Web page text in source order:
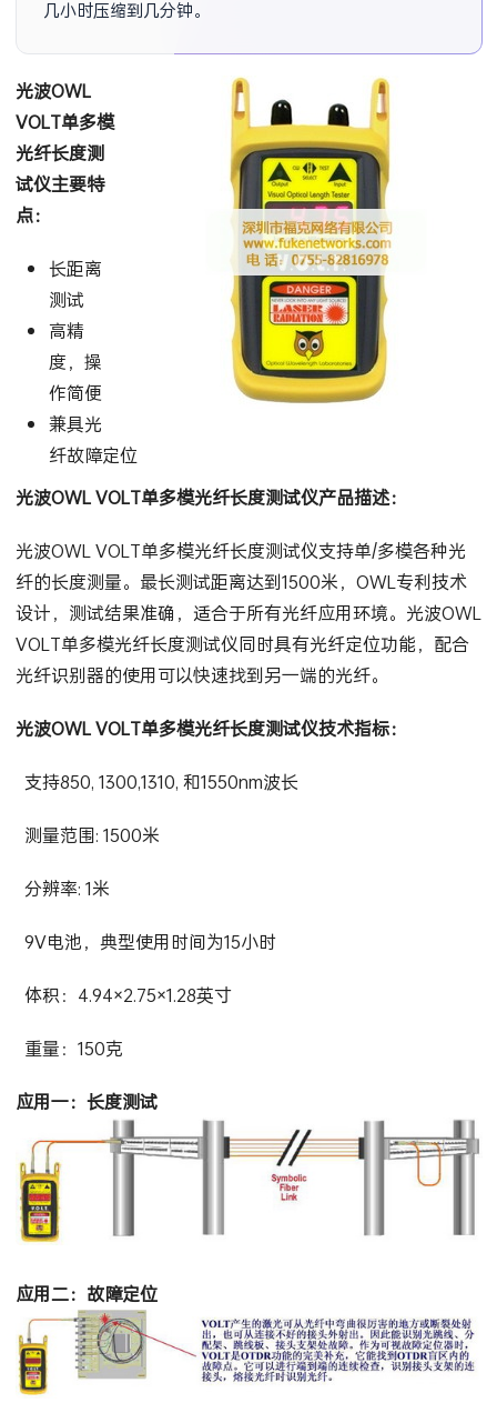
几小时压缩到几分钟。
光波OWL
VOLT单多模
光纤长度测
试仪主要特
点：
长距离
测试
高精
度，操
作简便
兼具光
纤故障定位
光波OWL VOLT单多模光纤长度测试仪产品描述：
光波OWL VOLT单多模光纤长度测试仪支持单/多模各种光
纤的长度测量。最长测试距离达到1500米，OWL专利技术
设计，测试结果准确，适合于所有光纤应用环境。光波OWL
VOLT单多模光纤长度测试仪同时具有光纤定位功能，配合
光纤识别器的使用可以快速找到另一端的光纤。
光波OWL VOLT单多模光纤长度测试仪技术指标：
支持850, 1300,1310, 和1550nm波长
测量范围: 1500米
分辨率: 1米
9V电池，典型使用时间为15小时
体积：4.94×2.75×1.28英寸
重量：150克
应用一：长度测试
应用二：故障定位